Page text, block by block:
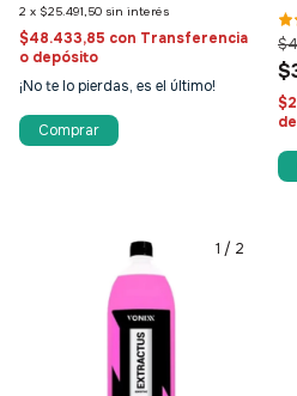
2 x $25.491,50 sin interés
$48.433,85 con Transferencia
o depósito
¡No te lo pierdas, es el último!
Comprar
1 / 2